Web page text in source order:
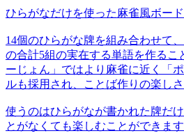
ひらがなだけを使った麻雀風ボード
14個のひらがな牌を組み合わせて
の合計5組の実在する単語を作るこ
ーじょん」ではより麻雀に近く「
ルも採用され、ことば作りの楽し
使うのはひらがなが書かれた牌だ
とがなくても楽しむことができます